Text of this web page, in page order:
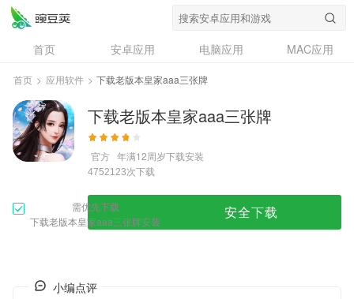
首页 安卓应用 电脑应用
MAC应用
资讯
专题 设计奖
问答
首页 > 应用软件 > 下载老版本皇家aaa三张牌
下载老版本皇家aaa三张牌
官方 年满12周岁下载安装
4752123次下载
需优先下载
下载老版本皇家aaa三张牌安装
安全下载
小编点评